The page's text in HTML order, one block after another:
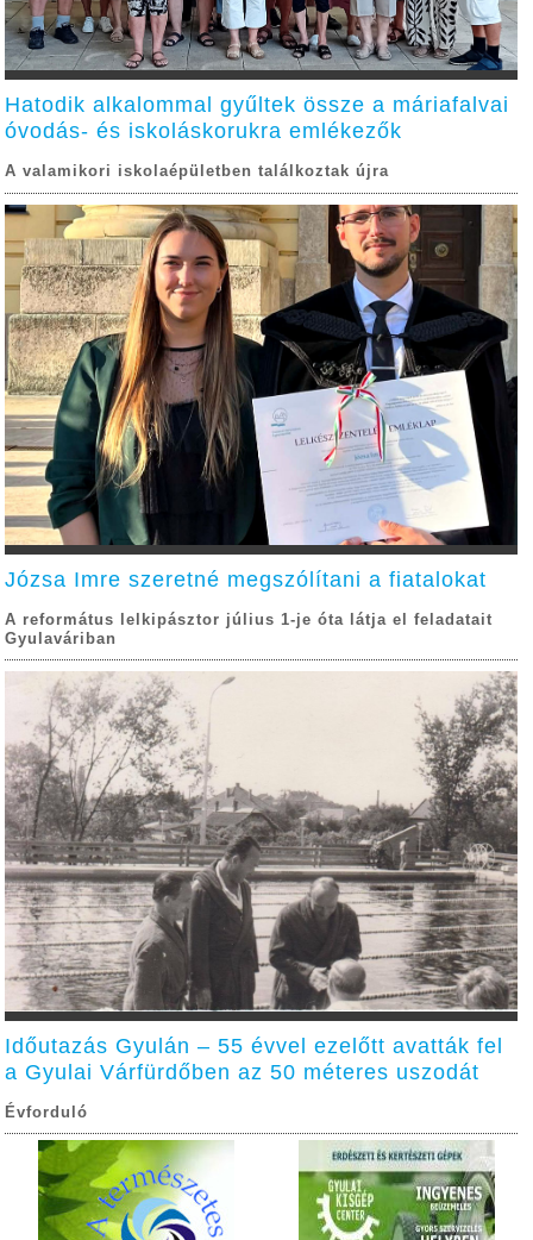
Hatodik alkalommal gyűltek össze a máriafalvai
óvodás- és iskoláskorukra emlékezők
A valamikori iskolaépületben találkoztak újra
Józsa Imre szeretné megszólítani a fiatalokat
A református lelkipásztor július 1-je óta látja el feladatait
Gyulaváriban
Időutazás Gyulán – 55 évvel ezelőtt avatták fel
a Gyulai Várfürdőben az 50 méteres uszodát
Évforduló